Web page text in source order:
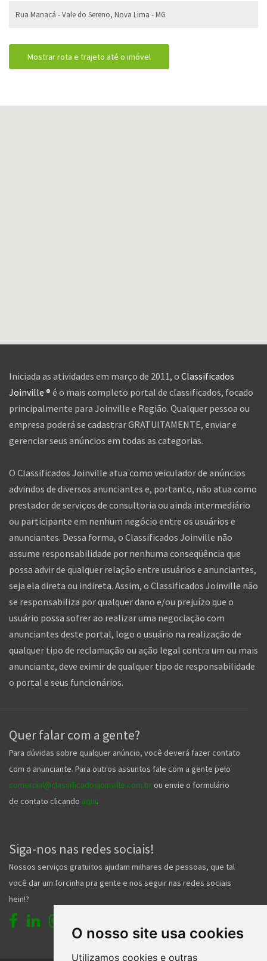
O nosso site usa cookies
Utilizamos cookies e outras
Iniciada as atividades em março de 2011, o Classificados
Joinville ® é o mais completo portal de classificados, focado
principalmente para Joinville e Região. Qualquer pessoa ou
empresa poderá se cadastrar GRATUITAMENTE, enviar e
gerenciar seus anúncios em todas as categorias.
O Classificados Joinville atua como veiculador de anúncios
advindos de diversos anunciantes e, portanto, não atua como
prestador de serviços de consultoria ou ainda intermediário
ou participante em nenhum negócio entre os usuários e
anunciantes. Dessa forma, o Classificados Joinville não
assume responsabilidade por nenhuma conseqüência que
possa advir de qualquer relação entre usuários e anunciantes,
seja ela direta ou indireta. Assim, o Classificados Joinville não
se responsabiliza por qualquer dano e/ou prejuízo que o
usuário possa sofrer ao realizar uma negociação com
anunciantes deste portal, logo o usuário na realização de
qualquer tipo de reclamação ou ação legal contra um ou mais
anunciante, deve eximir de qualquer tipo de responsabilidade
o portal e seus funcionários.
Quer falar com a gente?
Para dúvidas sobre qualquer anúncio, você deverá fazer contato
com o anunciante. Para outros assuntos fale com a gente pelo
comercial@classificadosjoinville.com.br ou envie o formulário
de contato clicando aqui.
Siga-nos nas redes sociais!
Nossos serviços gratuitos ajudam milhares de pessoas, que tal
você dar um forcinha pra gente e nos seguir nas redes sociais
hein!?